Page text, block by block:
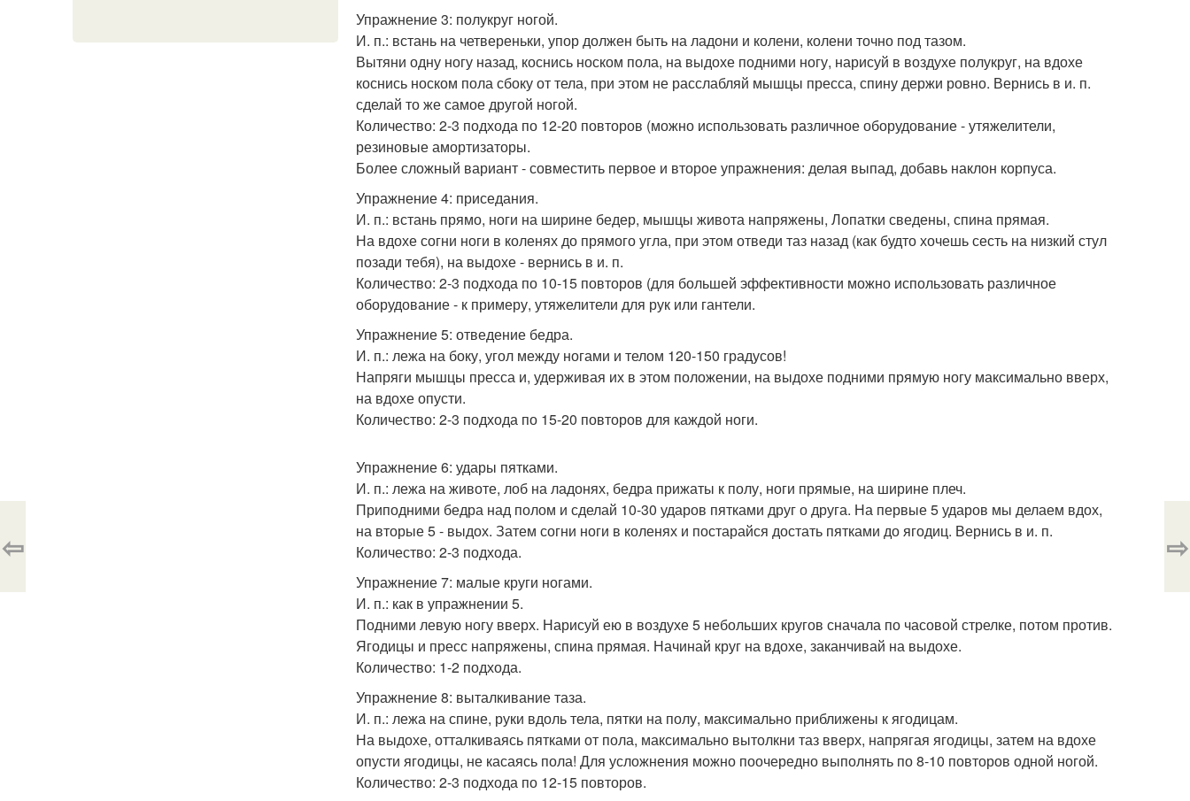
Упражнение 3: полукруг ногой.
И. п.: встань на четвереньки, упор должен быть на ладони и колени, колени точно под тазом.
Вытяни одну ногу назад, коснись носком пола, на выдохе подними ногу, нарисуй в воздухе полукруг, на вдохе
коснись носком пола сбоку от тела, при этом не расслабляй мышцы пресса, спину держи ровно. Вернись в и. п.
сделай то же самое другой ногой.
Количество: 2-3 подхода по 12-20 повторов (можно использовать различное оборудование - утяжелители,
резиновые амортизаторы.
Более сложный вариант - совместить первое и второе упражнения: делая выпад, добавь наклон корпуса.
Упражнение 4: приседания.
И. п.: встань прямо, ноги на ширине бедер, мышцы живота напряжены, Лопатки сведены, спина прямая.
На вдохе согни ноги в коленях до прямого угла, при этом отведи таз назад (как будто хочешь сесть на низкий стул
позади тебя), на выдохе - вернись в и. п.
Количество: 2-3 подхода по 10-15 повторов (для большей эффективности можно использовать различное
оборудование - к примеру, утяжелители для рук или гантели.
Упражнение 5: отведение бедра.
И. п.: лежа на боку, угол между ногами и телом 120-150 градусов!
Напряги мышцы пресса и, удерживая их в этом положении, на выдохе подними прямую ногу максимально вверх,
на вдохе опусти.
Количество: 2-3 подхода по 15-20 повторов для каждой ноги.
Упражнение 6: удары пятками.
И. п.: лежа на животе, лоб на ладонях, бедра прижаты к полу, ноги прямые, на ширине плеч.
Приподними бедра над полом и сделай 10-30 ударов пятками друг о друга. На первые 5 ударов мы делаем вдох,
на вторые 5 - выдох. Затем согни ноги в коленях и постарайся достать пятками до ягодиц. Вернись в и. п.
Количество: 2-3 подхода.
Упражнение 7: малые круги ногами.
И. п.: как в упражнении 5.
Подними левую ногу вверх. Нарисуй ею в воздухе 5 небольших кругов сначала по часовой стрелке, потом против.
Ягодицы и пресс напряжены, спина прямая. Начинай круг на вдохе, заканчивай на выдохе.
Количество: 1-2 подхода.
Упражнение 8: выталкивание таза.
И. п.: лежа на спине, руки вдоль тела, пятки на полу, максимально приближены к ягодицам.
На выдохе, отталкиваясь пятками от пола, максимально вытолкни таз вверх, напрягая ягодицы, затем на вдохе
опусти ягодицы, не касаясь пола! Для усложнения можно поочередно выполнять по 8-10 повторов одной ногой.
Количество: 2-3 подхода по 12-15 повторов.
⇦ ⇨